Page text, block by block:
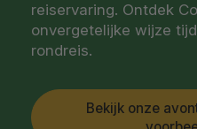
reiservaring. Ontdek
onvergetelijke wijze
rondreis.
Bekijk onze